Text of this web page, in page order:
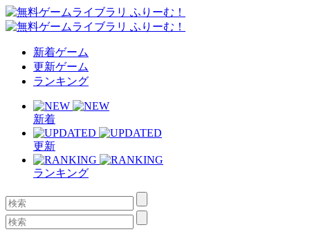
新着ゲーム
更新ゲーム
ランキング
新着
更新
ランキング